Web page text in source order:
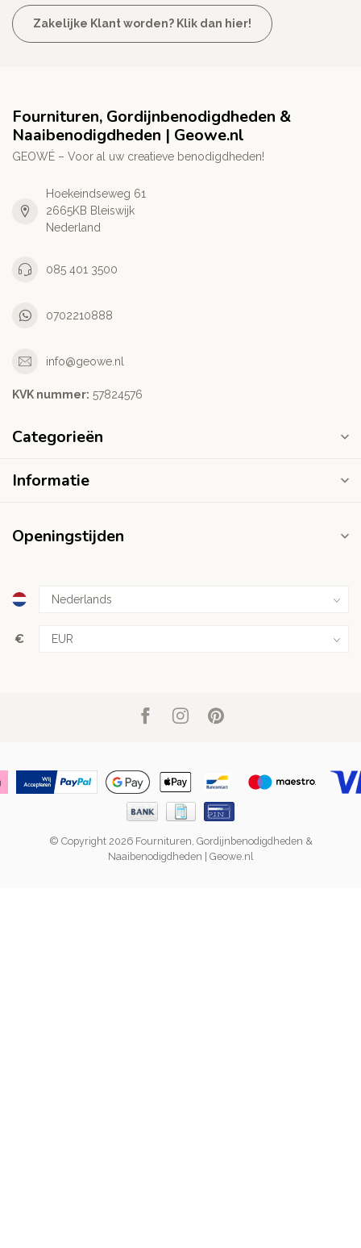
Zakelijke Klant worden? Klik dan hier!
Fournituren, Gordijnbenodigdheden &
Naaibenodigdheden | Geowe.nl
GEOWÉ – Voor al uw creatieve benodigdheden!
Hoekeindseweg 61
2665KB Bleiswijk
Nederland
085 401 3500
0702210888
info@geowe.nl
KVK nummer: ‭57824576‬
Categorieën
Informatie
Openingstijden
€
© Copyright 2026 Fournituren, Gordijnbenodigdheden &
Naaibenodigdheden | Geowe.nl